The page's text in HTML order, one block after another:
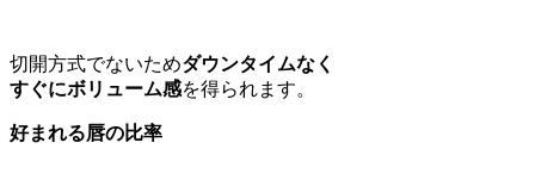
切開方式でないためダウンタイムなく
すぐにボリューム感を得られます。
好まれる唇の比率